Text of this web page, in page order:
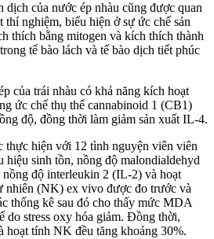
dịch của nước ép nhàu cũng được quan
thí nghiệm, biểu hiện ở sự ức chế sản
thích bằng mitogen và kích thích thành
tế bào lách và tế bào dịch tiết phúc
của trái nhàu có khả năng kích hoạt
ức chế thụ thể cannabinoid 1 (CB1)
độ, đồng thời làm giảm sản xuất IL-4.
thực hiện với 12 tình nguyện viên viên
hiệu sinh tồn, nồng độ malondialdehyd
độ interleukin 2 (IL-2) và hoạt
nhiên (NK) ex vivo được đo trước và
thống kê sau đó cho thấy mức MDA
do stress oxy hóa giảm. Đồng thời,
hoạt tính NK đều tăng khoảng 30%.